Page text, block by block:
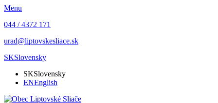
Menu
044 / 4372 171
urad@liptovskesliace.sk
SKSlovensky
SKSlovensky
ENEnglish